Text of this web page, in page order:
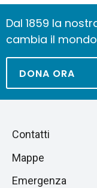
Dal 1859 la
cambia il
DONA ORA
Salta
sezione
Piè
di
pagina
Contatti
Mappe
Emergenza